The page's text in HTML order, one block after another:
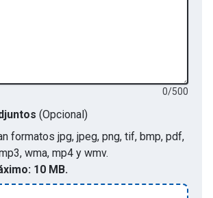
0/500
(Opcional)
formatos jpg, jpeg, png, tif, bmp, pdf,
wma, mp4 y wmv.
10 MB.